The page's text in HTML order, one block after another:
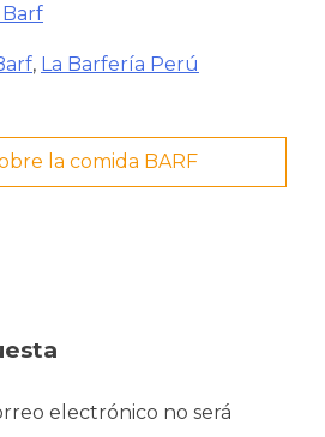
, La Barfería Perú
la comida BARF
electrónico no será